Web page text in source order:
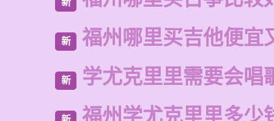
新
新 福州哪里买吉他便宜
新 学尤克里里需要会唱
福州学尤克里里多少